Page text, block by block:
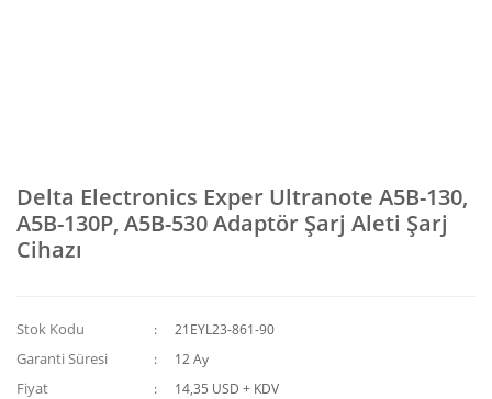
Delta Electronics Exper Ultranote A5B-130,
A5B-130P, A5B-530 Adaptör Şarj Aleti Şarj
Cihazı
Stok Kodu 21EYL23-861-90
Garanti Süresi 12 Ay
Fiyat
14,35 USD + KDV